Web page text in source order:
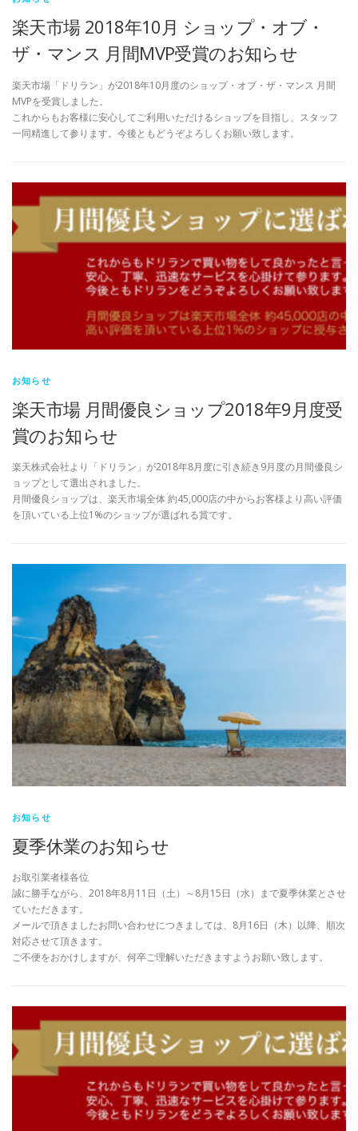
楽天市場 2018年10月 ショップ・オブ・
ザ・マンス 月間MVP受賞のお知らせ
楽天市場「ドリラン」が2018年10月度のショップ・オブ・ザ・マンス 月間
MVPを受賞しました。
これからもお客様に安心してご利用いただけるショップを目指し、スタッフ
一同精進して参ります。今後ともどうぞよろしくお願い致します。
お知らせ
楽天市場 月間優良ショップ2018年9月度受
賞のお知らせ
楽天株式会社より「ドリラン」が2018年8月度に引き続き9月度の月間優良シ
ョップとして選出されました。
月間優良ショップは、楽天市場全体 約45,000店の中からお客様より高い評価
を頂いている上位1%のショップが選ばれる賞です。
お知らせ
夏季休業のお知らせ
お取引業者様各位
誠に勝手ながら、2018年8月11日（土）～8月15日（水）まで夏季休業とさせ
ていただきます。
メールで頂きましたお問い合わせにつきましては、8月16日（木）以降、順次
対応させて頂きます。
ご不便をおかけしますが、何卒ご理解いただきますようお願い致します。